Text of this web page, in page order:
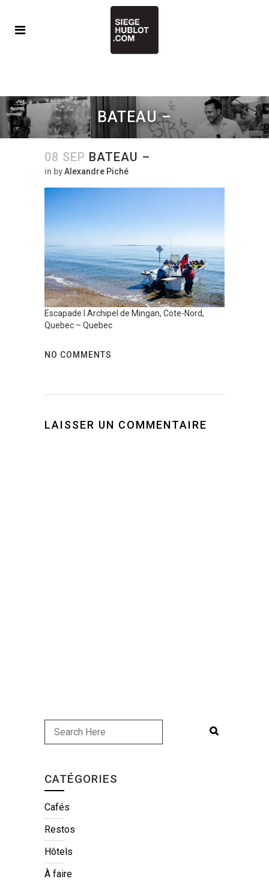
BATEAU –
08 SEP BATEAU –
in byAlexandre Piché
Escapade l Archipel de Mingan, Cote-Nord,
Quebec – Quebec
NO COMMENTS
LAISSER UN COMMENTAIRE
CATÉGORIES
Cafés
Restos
Hôtels
À faire